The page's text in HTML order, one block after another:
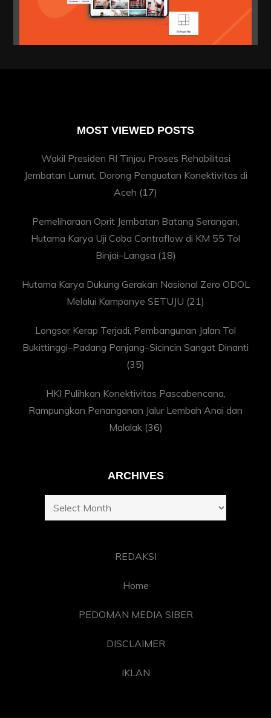
MOST VIEWED POSTS
Wakil Presiden RI Tinjau Proses Rehabilitasi
Jembatan Lumut, Dorong Penguatan Konektivitas di
Aceh (17)
Pemeliharaan Oprit Jembatan Batang Serangan,
Hutama Karya Uji Coba Contraflow di KM 55 Tol
Binjai–Langsa (18)
Hutama Karya Dukung Gerakan Nasional Zero ODOL
Melalui Kampanye SETUJU (21)
Longsor Kerap Terjadi, Pembangunan Jalan Tol
Bukittinggi–Padang Panjang–Sicincin Sangat Dinanti
(35)
HKI Pulihkan Konektivitas Pascabencana,
Rampungkan Penanganan Jalur Lembah Anai dan
Malalak (36)
ARCHIVES
Archives
REDAKSI
Home
PEDOMAN MEDIA SIBER
DISCLAIMER
IKLAN